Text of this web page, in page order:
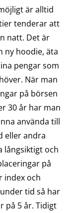
är alltid
tenderar att
natt. Det är
ny hoodie, äta
pengar som
När man
på börsen
30 år har man
använda till
eller andra
långsiktigt och
på
index och
tid så har
på 5 år. Tidigt